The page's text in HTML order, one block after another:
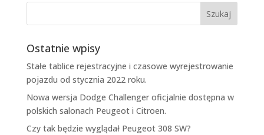
Ostatnie wpisy
Stałe tablice rejestracyjne i czasowe wyrejestrowanie
pojazdu od stycznia 2022 roku.
Nowa wersja Dodge Challenger oficjalnie dostępna w
polskich salonach Peugeot i Citroen.
Czy tak będzie wyglądał Peugeot 308 SW?